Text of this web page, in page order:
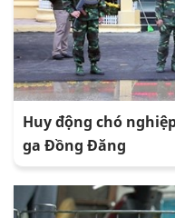
Huy động chó
ga Đồng Đăng